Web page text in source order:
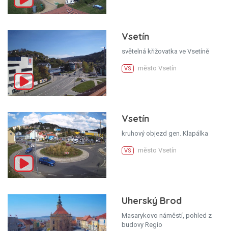
Vsetín
světelná křižovatka ve Vsetíně
VS město Vsetín
Vsetín
kruhový objezd gen. Klapálka
VS město Vsetín
Uherský Brod
Masarykovo náměstí, pohled z
budovy Regio